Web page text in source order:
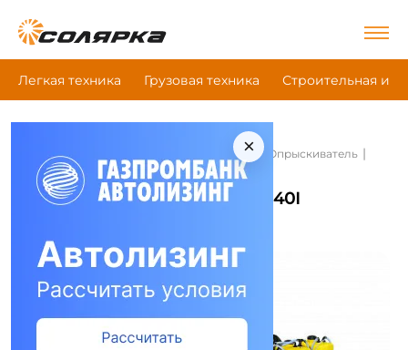
Легкая техника Грузовая техника Строительная и
×
Главная Сельскохозяйственная техника | Опрыскиватель |
Deere R4140I
Опрыскиватель Deere R4140I